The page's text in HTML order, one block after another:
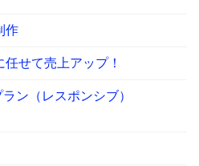
作
せて売上アップ！
ン（レスポンシブ）